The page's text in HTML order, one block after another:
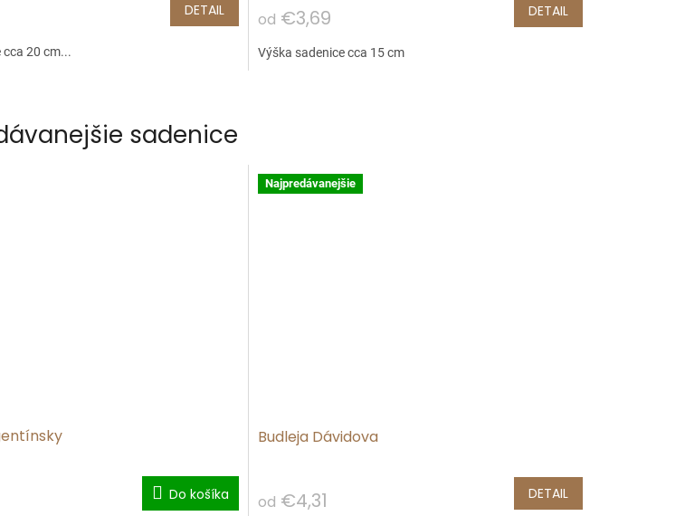
DETAIL
cca 20 cm...
od €3,69 DETAIL
Výška sadenice cca 15 cm
sadenice
Do košíka
Najpredávanejšie
Budleja Dávidova
od €4,31 DETAIL